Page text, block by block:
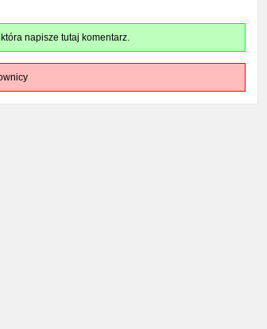
napisze tutaj komentarz.